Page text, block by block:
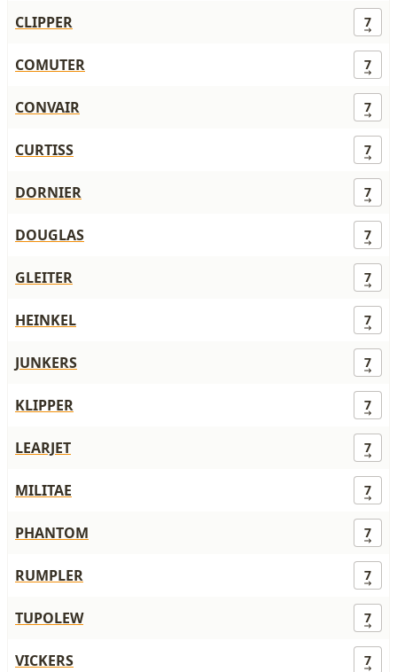
CLIPPER 7
COMUTER 7
CONVAIR 7
CURTISS 7
DORNIER 7
DOUGLAS 7
GLEITER 7
HEINKEL 7
JUNKERS 7
KLIPPER 7
LEARJET 7
MILITAE 7
PHANTOM 7
RUMPLER 7
TUPOLEW 7
VICKERS 7